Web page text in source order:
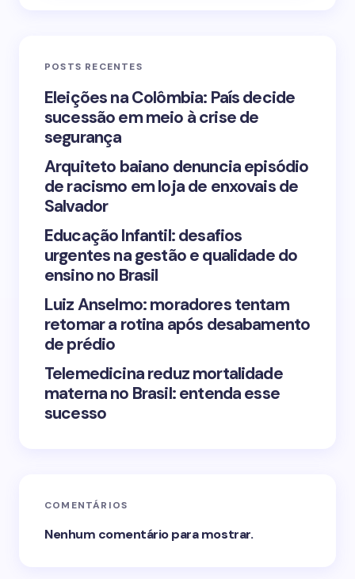
Your Comment *
Save my name and email in this browser for the
Submit Comment
POSTS RECENTES
Eleições na Colômbia: País decide
sucessão em meio à crise de
segurança
Arquiteto baiano denuncia episódio
de racismo em loja de enxovais de
Salvador
Educação Infantil: desafios
urgentes na gestão e qualidade do
ensino no Brasil
Luiz Anselmo: moradores tentam
retomar a rotina após desabamento
de prédio
Telemedicina reduz mortalidade
materna no Brasil: entenda esse
sucesso
COMENTÁRIOS
Nenhum comentário para mostrar.